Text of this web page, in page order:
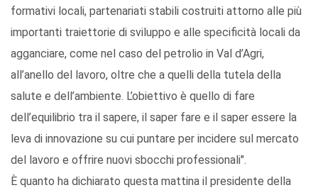
formativi locali, partenariati stabili costruiti attorno alle più
importanti traiettorie di sviluppo e alle specificità locali da
agganciare, come nel caso del petrolio in Val d’Agri,
all’anello del lavoro, oltre che a quelli della tutela della
salute e dell’ambiente. L’obiettivo è quello di fare
dell’equilibrio tra il sapere, il saper fare e il saper essere la
leva di innovazione su cui puntare per incidere sul mercato
del lavoro e offrire nuovi sbocchi professionali".
È quanto ha dichiarato questa mattina il presidente della